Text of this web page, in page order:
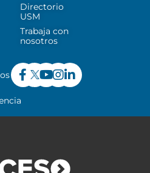
Directorio
USM
Trabaja con
nosotros